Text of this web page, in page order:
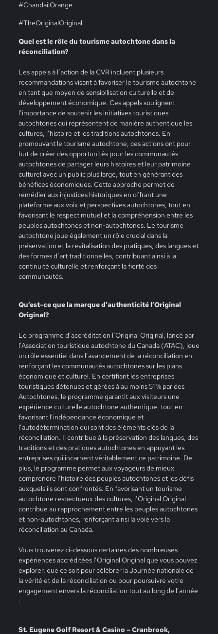
#ChandailOrange
#TheOriginalOriginal
Quel est le rôle du tourisme autochtone dans la
réconciliation?
Les appels à l’action de la CVR incluent plusieurs
recommandations visant à favoriser le tourisme autochtone
en tant que moyen de sensibilisation culturelle et de
développement économique. Ces appels soulignent
l’importance de soutenir les initiatives touristiques
autochtones qui représentent de manière authentique les
cultures, l’histoire et les traditions autochtones. En
promouvant le tourisme autochtone, ces actions ont pour
but de créer des opportunités pour les communautés
autochtones de partager leurs histoires et leur patrimoine
culturel avec un public plus large, tout en générant des
bénéfices économiques. Cette approche permet de
remédier aux injustices historiques en offrant une
plateforme aux voix et perspectives autochtones, tout en
favorisant le respect mutuel et la compréhension entre les
peuples autochtones et non-autochtones. Le tourisme
autochtone joue également un rôle crucial dans la
préservation et la revitalisation des pratiques, des langues et
des formes d’art traditionnelles, contribuant ainsi à la
continuité culturelle et renforçant la fierté des
communautés.
Qu’est-ce que la marque d’authenticité l’Original
Original?
Le programme d’accréditation l’Original Original, lancé par
l’Association touristique autochtone du Canada (ATAC), joue
un rôle essentiel dans l’avancement de la réconciliation en
renforçant les communautés autochtones sur les plans
économique et culturel. En certifiant les entreprises
touristiques détenues et gérées à au moins 51 % par des
Autochtones, le programme garantit aux visiteurs une
expérience culturelle autochtone authentique, tout en
favorisant l’indépendance économique et
l’autodétermination qui sont des éléments clés de la
réconciliation. Il contribue à la préservation des langues, des
traditions et des pratiques autochtones en appuyant les
entreprises qui incarnent véritablement ce patrimoine. De
plus, le programme permet aux voyageurs de mieux
comprendre l’histoire des peuples autochtones et les défis
auxquels ils sont confrontés. En favorisant un tourisme
autochtone respectueux des cultures, l’Original Original
contribue au rapprochement entre les peuples autochtones
et non-autochtones, renforçant ainsi la voie vers la
réconciliation au Canada.
Vous trouverez ci-dessous certaines des nombreuses
expériences accréditées l’Original Original que vous pouvez
explorer, que ce soit pour célébrer la Journée nationale de
la vérité et de la réconciliation ou pour poursuivre votre
engagement envers la réconciliation tout au long de l’année
:
St. Eugene Golf Resort & Casino – Cranbrook,